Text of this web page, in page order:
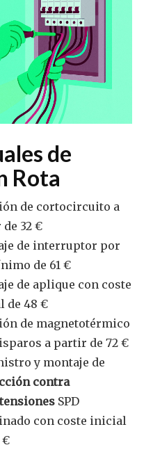
de
Rota
de cortocircuito a
32 €
de interruptor por
de 61 €
de aplique con coste
de 48 €
de magnetotérmico
a partir de 72 €
y montaje de
contra
SPD
con coste inicial
€